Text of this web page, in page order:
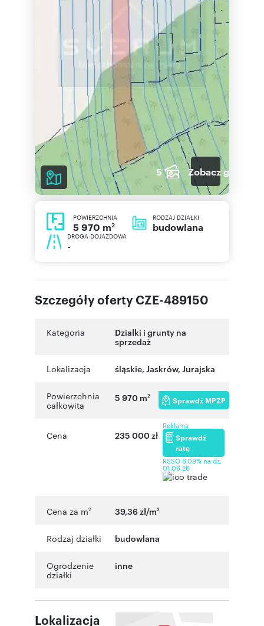
5 Zobacz galerię
POWIERZCHNIA
5 970 m2
RODZAJ DZIAŁKI
budowlana
DROGA DOJAZDOWA
-
Szczegóły oferty CZE-489150
Kategoria
Działki i grunty na
sprzedaż
Lokalizacja śląskie, Jaskrów, Jurajska
Powierzchnia
całkowita
5 970 m2 Sprawdź MPZP
Cena 235 000 zł
Reklama
Sprawdź
ratę
RSSO 6,09% na dz.
01.06.26
Cena za m2 39,36 zł/m2
Rodzaj działki budowlana
Ogrodzenie
działki
inne
Lokalizacja